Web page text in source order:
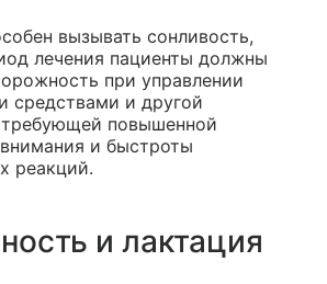
вызывать сонливость,
лечения пациенты должны
при управлении
средствами и другой
требующей повышенной
и быстроты
реакций.
и лактация